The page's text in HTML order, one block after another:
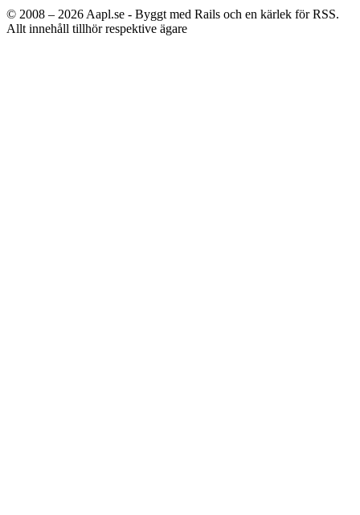
© 2008 – 2026 Aapl.se - Byggt med Rails och en kärlek för RSS.
Allt innehåll tillhör respektive ägare